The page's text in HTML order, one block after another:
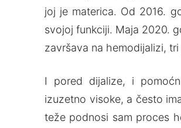
joj je materica. Od 2016.
svojoj funkciji. Maja 2020.
završava na hemodijalizi,
I pored dijalize, i
izuzetno visoke, a često
teže podnosi sam proces